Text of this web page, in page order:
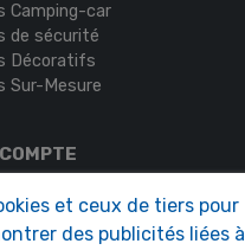
Camping-car
de sécurité
Décoratifs
Sur-Mesure
et ceux de tiers pour
des publicités liées à